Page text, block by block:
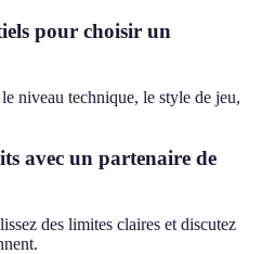
pour choisir un
niveau technique, le style de jeu,
avec un partenaire de
des limites claires et discutez